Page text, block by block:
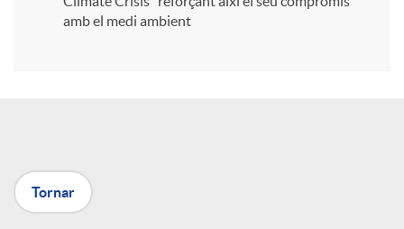
X
amb el medi ambient
Tornar